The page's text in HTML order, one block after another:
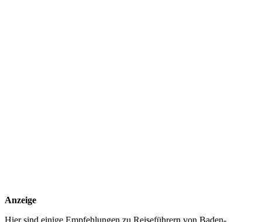
Anzeige
Hier sind einige Empfehlungen zu Reiseführern von Baden-